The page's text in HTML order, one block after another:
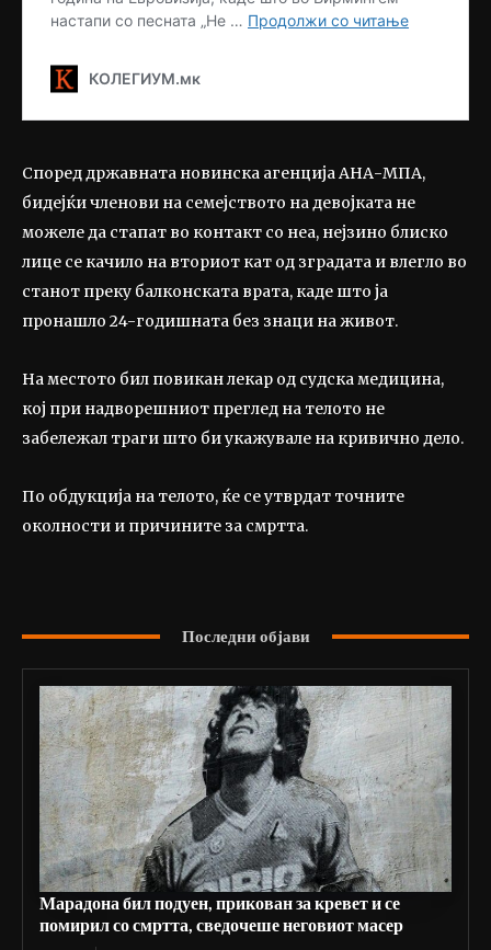
Според државната новинска агенција АНА-МПА,
бидејќи членови на семејството на девојката не
можеле да стапат во контакт со неа, нејзино блиско
лице се качило на вториот кат од зградата и влегло во
станот преку балконската врата, каде што ја
пронашло 24-годишната без знаци на живот.
На местото бил повикан лекар од судска медицина,
кој при надворешниот преглед на телото не
забележал траги што би укажувале на кривично дело.
По обдукција на телото, ќе се утврдат точните
околности и причините за смртта.
Последни објави
Марадона бил подуен, прикован за кревет и се
помирил со смртта, сведочеше неговиот масер